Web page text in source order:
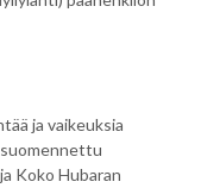
ja vaikeuksia
Koko Hubaran